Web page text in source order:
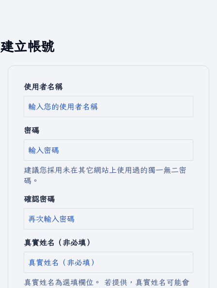
建立帳號
使用者名稱
密碼
建議您採用未在其它網站上使用過的獨一無二密
碼。
確認密碼
真實姓名（非必填）
真實姓名為選填欄位。 若提供，真實姓名可能會